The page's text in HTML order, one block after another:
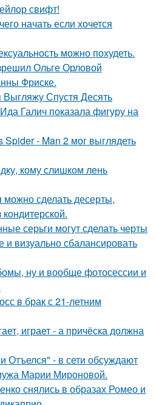
свифт!
начать если хочется
можно похудеть.
Ольге Орловой
Фриске.
Спустя Десять
Галич показала фигуру на
Spider - Man 2 мог выглядеть
кому слишком лень
можно сделать десерты,
серьги могут сделать черты
и визуально сбалансировать
ну и вообще фотосессии и
в брак с 21-летним
играет - а причёска должна
Отъелся" - в сети обсуждают
Марии Мироновой.
снялись в образах Ромео и